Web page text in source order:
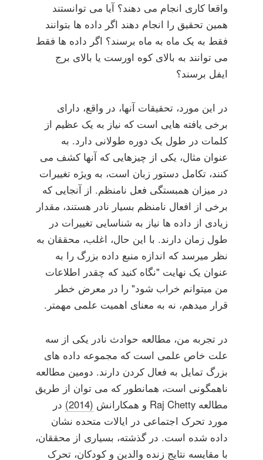
واقعا کاری انجام می دهند؟ آیا می توانستند
همین تحقیق را انجام دهند اگر داده ها بتوانند
فقط به یک ماه به ماه برسند؟ اگر داده ها فقط
می توانند به بالای کوه اورست یا بالای برج
ایفل برسند؟
در این مورد، تحقیقات آنها، در واقع، دارای
برخی یافته هایی است که نیاز به یک عظیم از
کلمات در طول یک دوره طولانی دارد. به
عنوان مثال، یکی از چیزهایی که آنها کشف می
کنند، تکامل دستور زبان است، به ویژه تغییرات
در میزان همبستگی فعل نامنظم. از آنجایی که
برخی از افعال نامنظم بسیار نادر هستند، مقدار
زیادی از داده ها نیاز به شناسایی تغییرات در
طول زمان دارند. با این حال، اغلب، محققان به
نظر میرسد که اندازه منبع داده بزرگ را به
عنوان یک نهایت "نگاه کنید که چقدر اطلاعات
من میتوانم خراب شود" را در معرض خطر
قرار میدهم، نه به معنای اهمیت علمی مهمتر.
در تجربه من، مطالعه حوادث نادر یکی از سه
علت خاص علمی است که مجموعه داده های
بزرگ تمایل به فعال کردن دارند. دومین مطالعه
ناهمگونی است، همانطور که می توان از طریق
مطالعه Raj Chetty و همکارانش
(2014)
در
مورد تحرک اجتماعی در ایالات متحده نشان
داده شده است. در گذشته، بسیاری از محققان،
با مقایسه نتایج زنده والدین و کودکان، تحرک